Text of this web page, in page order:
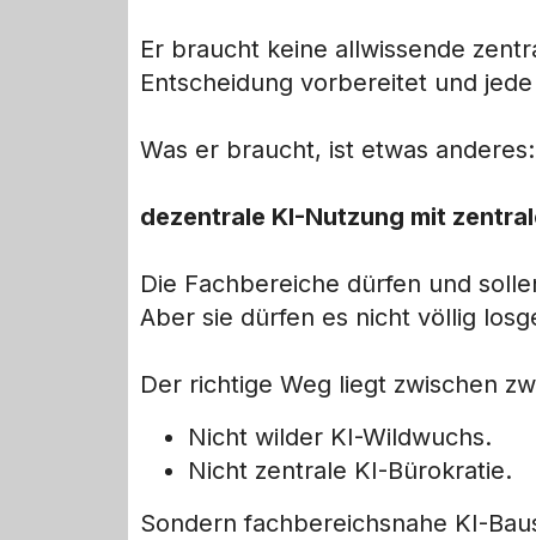
Er braucht keine allwissende
Entscheidung vorbereitet und
Was er braucht, ist etwas anderes:
dezentrale KI-Nutzung mit
Die Fachbereiche dürfen und
Aber sie dürfen es nicht völlig
Der richtige Weg liegt zwischen
Nicht wilder KI-Wildwuchs.
Nicht zentrale KI-Bürokratie.
Sondern fachbereichsnahe KI-